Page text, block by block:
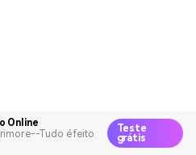
Online
Tudo é feito
Teste
grátis